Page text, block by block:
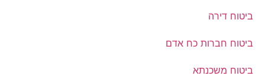
ביטוח דירה
ביטוח חברות כח אדם
ביטוח משכנתא